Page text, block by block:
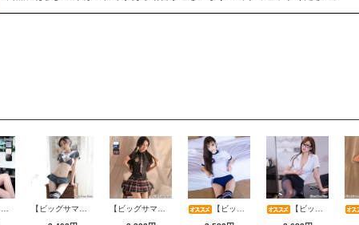
【ビッグサマーセール対象品】セクシーコスプレ(SEXYCOSPLAY) 199
【ビッグサマーセール対象品】セクシーコスプレ(SEXYCOSPLAY) 4070